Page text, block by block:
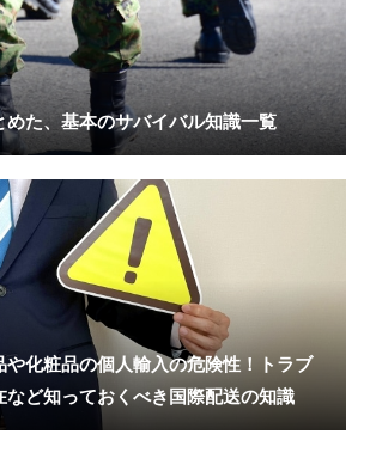
めた、基本のサバイバル知識一覧
や化粧品の個人輸入の危険性！トラブ
など知っておくべき国際配送の知識